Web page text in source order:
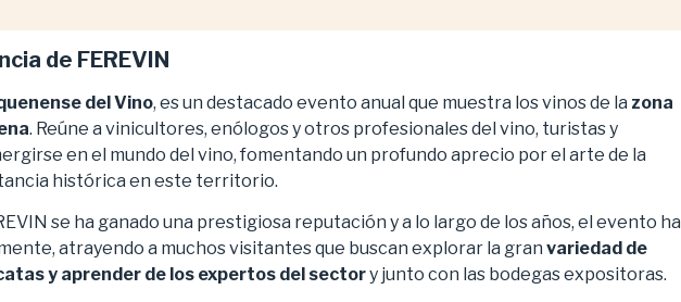
de FEREVIN
del Vino, es un destacado evento anual que muestra los vinos de la zona
. Reúne a vinicultores, enólogos y otros profesionales del vino, turistas y
en el mundo del vino, fomentando un profundo aprecio por el arte de la
histórica en este territorio.
se ha ganado una prestigiosa reputación y a lo largo de los años, el evento ha
atrayendo a muchos visitantes que buscan explorar la gran variedad de
y aprender de los expertos del sectory junto con las bodegas expositoras.